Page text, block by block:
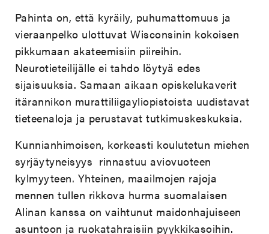
Pahinta on, että kyräily, puhumattomuus ja
vieraanpelko ulottuvat Wisconsinin kokoisen
pikkumaan akateemisiin piireihin.
Neurotieteilijälle ei tahdo löytyä edes
sijaisuuksia. Samaan aikaan opiskelukaverit
itärannikon murattiliigayliopistoista uudistavat
tieteenaloja ja perustavat tutkimuskeskuksia.
Kunnianhimoisen, korkeasti koulutetun miehen
syrjäytyneisyys rinnastuu aviovuoteen
kylmyyteen. Yhteinen, maailmojen rajoja
mennen tullen rikkova hurma suomalaisen
Alinan kanssa on vaihtunut maidonhajuiseen
asuntoon ja ruokatahraisiin pyykkikasoihin.